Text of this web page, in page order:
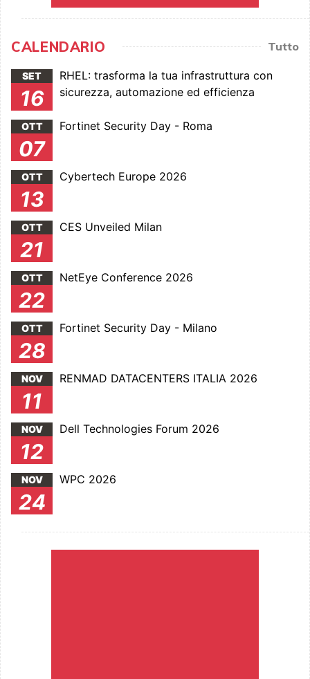
CALENDARIO Tutto
SET
16
RHEL: trasforma la tua infrastruttura con
sicurezza, automazione ed efficienza
OTT
07
Fortinet Security Day - Roma
OTT
13
Cybertech Europe 2026
OTT
21
CES Unveiled Milan
OTT
22
NetEye Conference 2026
OTT
28
Fortinet Security Day - Milano
NOV
11
RENMAD DATACENTERS ITALIA 2026
NOV
12
Dell Technologies Forum 2026
NOV
24
WPC 2026